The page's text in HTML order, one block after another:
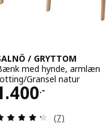
/ GRYTTOM
med hynde, armlæn
Gransel natur
.-
1400.-
Anmeld: 4.3
(7)